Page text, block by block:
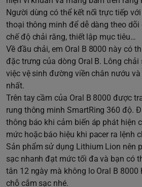
Người dùng có thể kết nối trực tiếp
thoại thông minh để dễ dàng theo
chế độ chải răng, thiết lập mục tiêu…
Về đầu chải, em Oral B 8000 này có
đặc trưng của dòng Oral B. Lông
việc vệ sinh đường viền chân nướu
nhất.
Trên tay cầm của Oral B 8000 được
rung thông minh SmartRing 360 độ.
thông báo khi cảm biến áp phát hiện
mức hoặc báo hiệu khi pacer ra lệnh
Sản phẩm sử dụng Lithium Lion nên
sạc nhanh đạt mức tối đa và bạn có
tân 12 ngày mà không lo Oral B 8000
chỗ cắm sạc nhé.